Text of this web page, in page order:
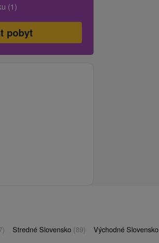
(1)
Stredné Slovensko (89) Východné Slovensko